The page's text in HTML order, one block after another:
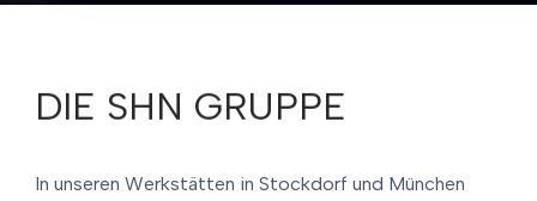
DIE SHN GRUPPE
In unseren Werkstätten in Stockdorf und München